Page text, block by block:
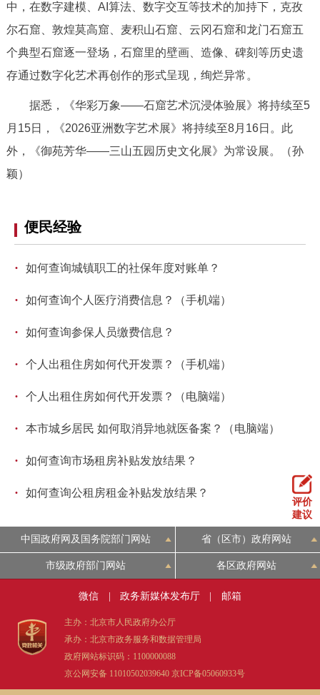
中，在数字建模、AI算法、数字交互等技术的加持下，克孜
尔石窟、敦煌莫高窟、麦积山石窟、云冈石窟和龙门石窟五
个典型石窟逐一登场，石窟里的壁画、造像、碑刻等历史遗
存通过数字化艺术再创作的形式呈现，绚烂异常。
据悉，《华彩万象——石窟艺术沉浸体验展》将持续至5
月15日，《2026亚洲数字艺术展》将持续至8月16日。此
外，《御苑芳华——三山五园历史文化展》为常设展。（孙
颖）
便民经验
· 如何查询城镇职工的社保年度对账单？
· 如何查询个人医疗消费信息？（手机端）
· 如何查询参保人员缴费信息？
· 个人出租住房如何代开发票？（手机端）
· 个人出租住房如何代开发票？（电脑端）
· 本市城乡居民 如何取消异地就医备案？（电脑端）
· 如何查询市场租房补贴发放结果？
· 如何查询公租房租金补贴发放结果？
评价
建议
中国政府网及国务院部门网站 省（区市）政府网站
市级政府部门网站 各区政府网站
微信 政务新媒体发布厅 邮箱
主办：北京市人民政府办公厅
承办：北京市政务服务和数据管理局
政府网站标识码：1100000088
京公网安备 11010502039640 京ICP备05060933号